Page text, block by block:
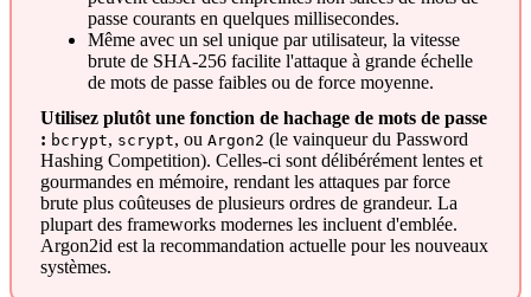
passe courants en quelques millisecondes.
Même avec un sel unique par utilisateur, la vitesse
brute de SHA-256 facilite l'attaque à grande échelle
de mots de passe faibles ou de force moyenne.
Utilisez plutôt une fonction de hachage de mots de passe
: bcrypt, scrypt, ou Argon2 (le vainqueur du Password
Hashing Competition). Celles-ci sont délibérément lentes et
gourmandes en mémoire, rendant les attaques par force
brute plus coûteuses de plusieurs ordres de grandeur. La
plupart des frameworks modernes les incluent d'emblée.
Argon2id est la recommandation actuelle pour les nouveaux
systèmes.